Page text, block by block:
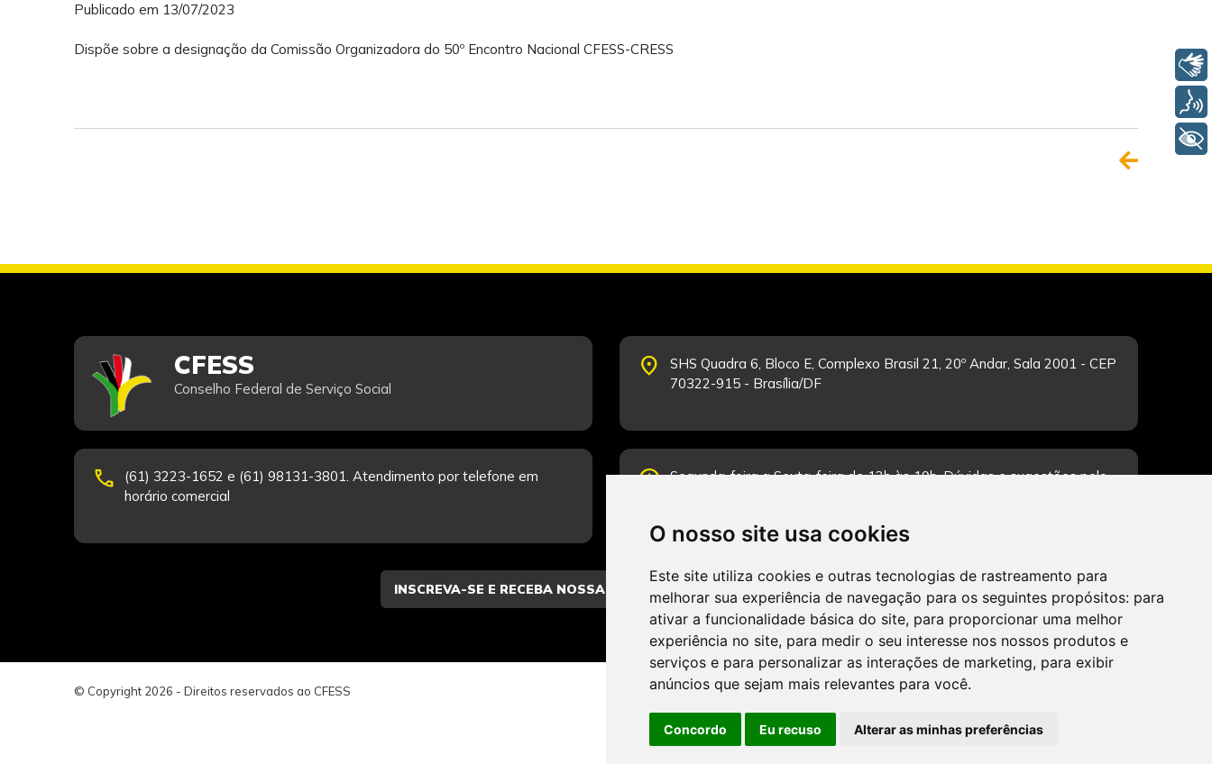
O nosso site usa cookies
Este site utiliza cookies e outras tecnologias de rastreamento para
melhorar sua experiência de navegação para os seguintes propósitos: para
ativar a funcionalidade básica do site, para proporcionar uma melhor
experiência no site, para medir o seu interesse nos nossos produtos e
serviços e para personalizar as interações de marketing, para exibir
anúncios que sejam mais relevantes para você.
Concordo Eu recuso Alterar as minhas preferências
Publicado em 13/07/2023
Dispõe sobre a designação da Comissão Organizadora do 50º Encontro Nacional CFESS-CRESS
CFESS
Conselho Federal de Serviço Social
place
SHS Quadra 6, Bloco E, Complexo Brasil 21, 20º Andar, Sala 2001 - CEP
70322-915 - Brasília/DF
phone
(61) 3223-1652 e (61) 98131-3801. Atendimento por telefone em
horário comercial
schedule Segunda-feira a Sexta-feira de 12h às 19h. Dúvidas e sugestões pelo
CADASTRAR
© Copyright 2026 - Direitos reservados ao CFESS